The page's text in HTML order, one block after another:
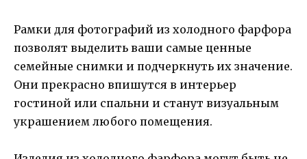
Рамки для фотографий из холодного фарфора
позволят выделить ваши самые ценные
семейные снимки и подчеркнуть их значение.
Они прекрасно впишутся в интерьер
гостиной или спальни и станут визуальным
украшением любого помещения.